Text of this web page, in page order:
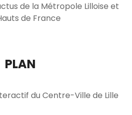
de la Métropole Lilloise et
de France
PLAN
du Centre-Ville de Lille